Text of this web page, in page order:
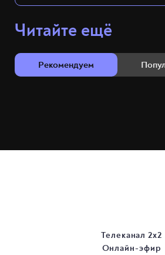
Читайте ещё
Рекомендуем
Телеканал 2х2
Онлайн-эфир